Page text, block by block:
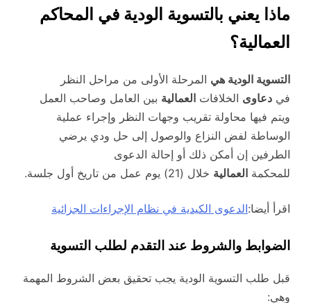
ماذا يعني بالتسوية الودية في المحاكم
العمالية؟
التسوية الودية هي المرحلة الأولى من مراحل النظر
في دعاوى الخلافات العمالية بين العامل وصاحب العمل
ويتم فيها محاولة تقريب وجهات النظر وإجراء عملية
الوساطة لفض النزاع والوصول إلى حل ودي يرضي
الطرفين إن أمكن ذلك أو إحالة الدعوى
للمحكمة العمالية خلال (21) يوم عمل من تاريخ أول جلسة.
اقرأ أيضا:الدعوى الكيدية في نظام الإجراءات الجزائية
الضوابط والشروط عند التقدم لطلب التسوية
قبل طلب التسوية الودية يجب تحقيق بعض الشروط المهمة
وهي: